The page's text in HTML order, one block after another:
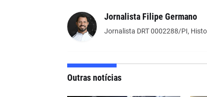
Jornalista Filipe Germano
Jornalista DRT 0002288/PI,
Outras notícias